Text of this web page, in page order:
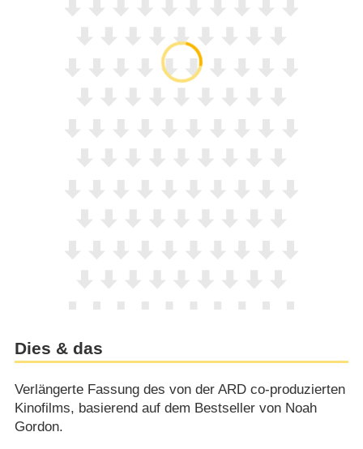
Dies & das
Verlängerte Fassung des von der ARD co-produzierten
Kinofilms, basierend auf dem Bestseller von Noah
Gordon.